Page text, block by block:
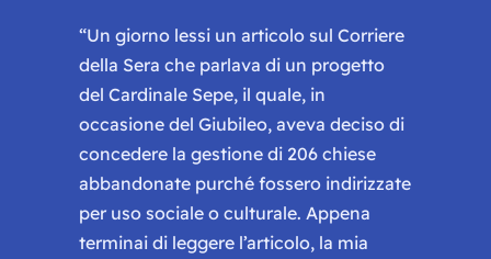
“Un giorno lessi un articolo sul Corriere
della Sera che parlava di un progetto
del Cardinale Sepe, il quale, in
occasione del Giubileo, aveva deciso di
concedere la gestione di 206 chiese
abbandonate purché fossero indirizzate
per uso sociale o culturale. Appena
terminai di leggere l’articolo, la mia